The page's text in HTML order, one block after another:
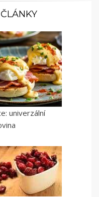
univerzální